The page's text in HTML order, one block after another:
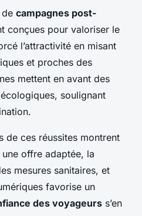
campagnes post-
conçues pour valoriser le
l’attractivité en misant
et proches des
mettent en avant des
soulignant
de ces réussites montrent
offre adaptée, la
mesures sanitaires, et
favorise un
des voyageurs s’en